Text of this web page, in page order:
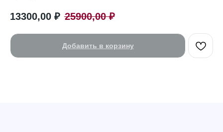
13300,00 ₽ 25900,00 ₽
Добавить в корзину